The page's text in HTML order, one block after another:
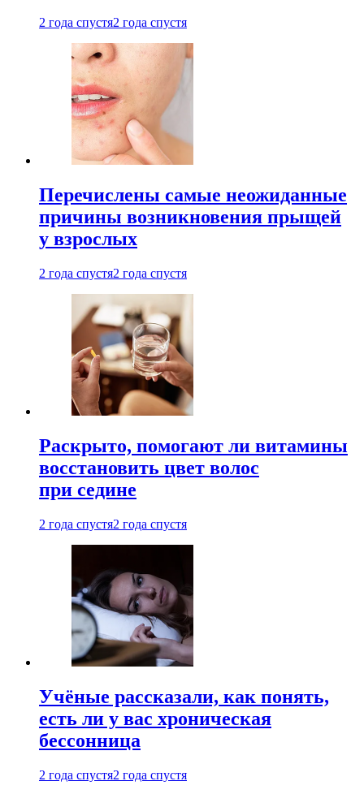
2 года спустя2 года спустя
Перечислены самые неожиданные
причины возникновения прыщей
у взрослых
2 года спустя2 года спустя
Раскрыто, помогают ли витамины
восстановить цвет волос
при седине
2 года спустя2 года спустя
Учёные рассказали, как понять,
есть ли у вас хроническая
бессонница
2 года спустя2 года спустя